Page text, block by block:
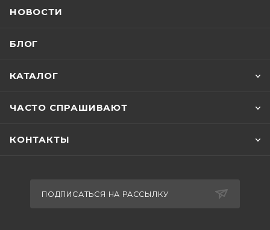
НОВОСТИ
БЛОГ
КАТАЛОГ
ЧАСТО СПРАШИВАЮТ
КОНТАКТЫ
ПОДПИСАТЬСЯ НА РАССЫЛКУ